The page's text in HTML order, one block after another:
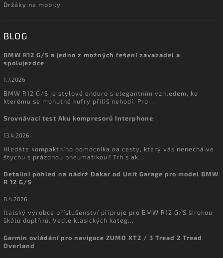
Držáky na mobily
BLOG
BMW R12 G/S a jedno z možných řešení zavazadel a
spolujezdce
1.7.2026
BMW R12 G/S je stylové enduro s elegantním vzhledem, ke
kterému se mohutné kufry příliš nehodí. Pro ...
Srovnávací test Aku kompresorů Interphone
13.4.2026
Hledáte kompaktního pomocníka na cesty, který vás nenechá ve
štychu s prázdnou pneumatikou? Trh s ak...
Detailní pohled na nádrž Dakar od Unit Garage pro model BMW
R 12 G/S
8.4.2026
Italský výrobce příslušenství připruje pro BMW R12 G/S širokou
škálu doplňků. Vedle klasických kateg...
Garmin ovládání pro navigace ZUMO XT2 / 3 Tread 2 Tread
Overland